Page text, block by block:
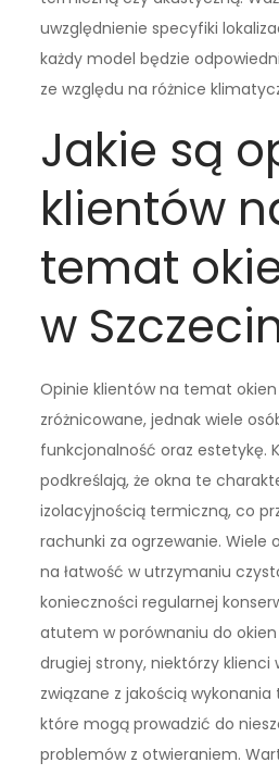
uwzględnienie specyfiki
każdy model będzie
ze względu na różnice
Jakie są
klientów
temat
w
Opinie klientów na temat okien
zróżnicowane, jednak wiele
funkcjonalność oraz estetykę.
podkreślają, że okna te
izolacyjnością termiczną, co
rachunki za ogrzewanie. Wiele
na łatwość w utrzymaniu
konieczności regularnej
atutem w porównaniu do
drugiej strony, niektórzy klienci
związane z jakością
które mogą prowadzić do
problemów z otwieraniem.